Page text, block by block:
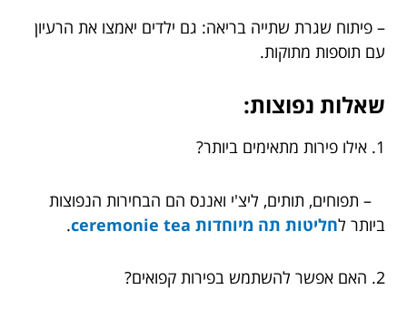
– פיתוח שגרת שתייה בריאה: גם ילדים יאמצו את הרעיון
עם תוספות מתוקות.
שאלות נפוצות:
1. אילו פירות מתאימים ביותר?
– תפוחים, תותים, ליצ'י ואננס הם הבחירות הנפוצות
ביותר לחליטות תה מיוחדות ceremonie tea .
2. האם אפשר להשתמש בפירות קפואים?